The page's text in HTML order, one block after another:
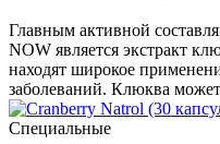
Главным активной
NOW является экстракт
находят широкое
заболеваний. Клюква
Специальные